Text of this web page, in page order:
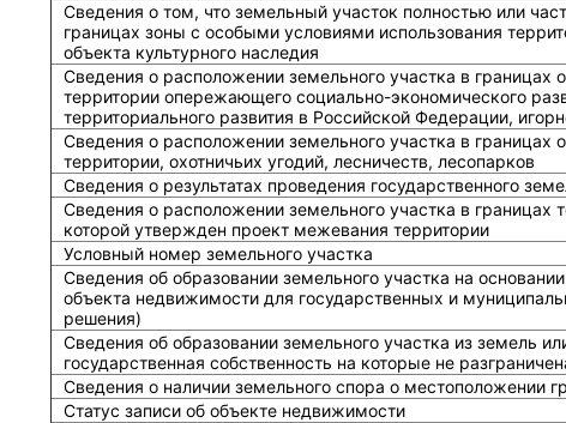
Сведения о том, что земельный участок полностью или
границах зоны с особыми условиями использования
объекта культурного наследия
Сведения о расположении земельного участка в границах
территории опережающего социально-экономического
территориального развития в Российской Федерации,
Сведения о расположении земельного участка в границах
территории, охотничьих угодий, лесничеств, лесопарков
Сведения о результатах проведения государственного
Сведения о расположении земельного участка в границах
которой утвержден проект межевания территории
Условный номер земельного участка
Сведения об образовании земельного участка на
объекта недвижимости для государственных и
решения)
Сведения об образовании земельного участка из земель
государственная собственность на которые не
Сведения о наличии земельного спора о местоположении
Статус записи об объекте недвижимости